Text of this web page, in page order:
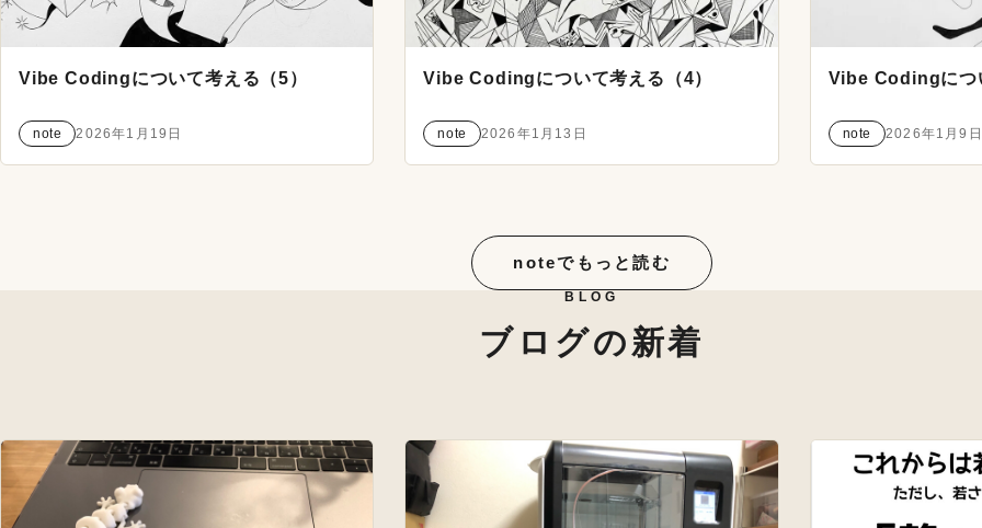
Vibe Codingについて考える（5）
note 2026年1月19日
Vibe Codingについて考える（4）
note 2026年1月13日
Vibe Codingにつ
note 2026年1月9日
noteでもっと読む
BLOG
ブログの新着